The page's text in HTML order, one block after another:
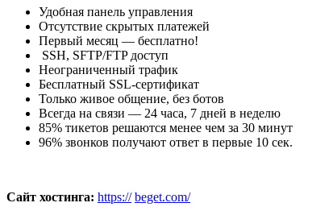
Удобная панель управления
Отсутствие скрытых платежей
Первый месяц — бесплатно!
SSH, SFTP/FTP доступ
Неограниченный трафик
Бесплатный SSL-сертификат
Только живое общение, без ботов
Всегда на связи — 24 часа, 7 дней в неделю
85% тикетов решаются менее чем за 30 минут
96% звонков получают ответ в первые 10 сек.
Сайт хостинга: https:// beget.com/